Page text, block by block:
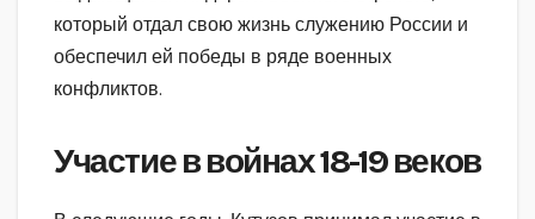
который отдал свою жизнь служению России и
обеспечил ей победы в ряде военных
конфликтов.
Участие в войнах 18-19 веков